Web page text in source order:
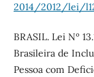
2014/2012/lei/
BRASIL. Lei Nº
Brasileira de
Pessoa com